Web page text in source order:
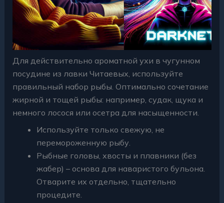
Для действительно ароматной ухи в чугунном
посудине из лавки Читаевых, используйте
правильный набор рыбы. Оптимально сочетание
жирной и тощей рыбы: например, судак, щука и
немного лосося или осетра для насыщенности.
Используйте только свежую, не
перемороженную рыбу.
Рыбные головы, хвосты и плавники (без
жабер) – основа для наваристого бульона.
Отварите их отдельно, тщательно
процедите.